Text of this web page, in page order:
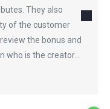
They also
of the customer
the bonus and
who is the creator…